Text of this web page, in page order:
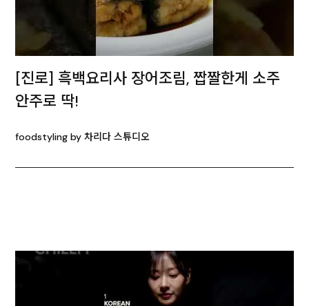
[진로] 흑백요리사 장어조림, 짭짤한게 소주
안주로 딱!
foodstyling by 차리다 스튜디오